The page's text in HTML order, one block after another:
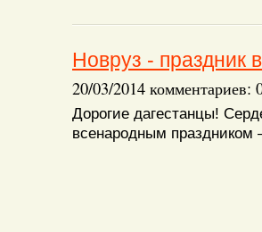
Новруз - праздник
20/03/2014 комментариев:
Дорогие дагестанцы!
всенародным праздником